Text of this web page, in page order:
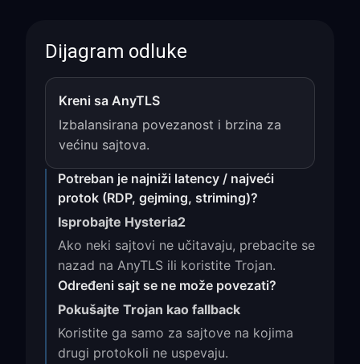
Dijagram odluke
Kreni sa AnyTLS
Izbalansirana povezanost i brzina za
većinu sajtova.
Potreban je najniži latency / najveći
protok (RDP, gejming, striming)?
Isprobajte Hysteria2
Ako neki sajtovi ne učitavaju, prebacite se
nazad na AnyTLS ili koristite Trojan.
Određeni sajt se ne može povezati?
Pokušajte Trojan kao fallback
Koristite ga samo za sajtove na kojima
drugi protokoli ne uspevaju.